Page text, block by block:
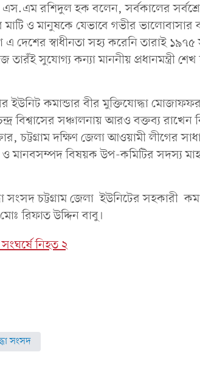
রশিদুল হক বলেন, সর্বকালের
ও মানুষকে যেভাবে গভীর ভালোবাসার
এ দেশের স্বাধীনতা সহ্য করেনি তারাই
সুযোগ্য কন্যা মাননীয় প্রধানমন্ত্রী শেখ
ইউনিট কমান্ডার বীর মুক্তিযোদ্ধা
বিশ্বাসের সঞ্চালনায় আরও বক্তব্য রাখেন
চট্টগ্রাম দক্ষিণ জেলা আওয়ামী লীগের
ও মানবসম্পদ বিষয়ক উপ-কমিটির সদস্য
সংসদ চট্টগ্রাম জেলা ইউনিটের সহকারী
রিফাত উদ্দিন বাবু।
নিহত ২
সংসদ